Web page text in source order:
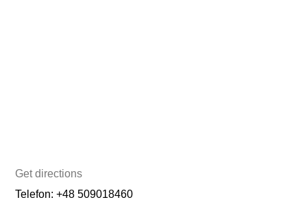
Get directions
Telefon: +48 509018460